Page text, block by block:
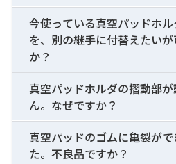
今使っている真空パッドホ
を、別の継手に付替えたい
か？
真空パッドホルダの摺動部
ん。なぜですか？
真空パッドのゴムに亀裂が
た。不良品ですか？